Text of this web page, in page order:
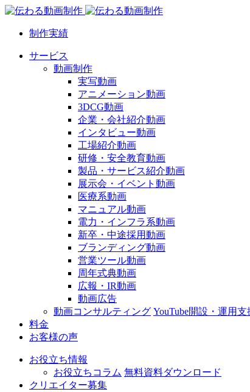
制作実績
サービス
動画制作
実写動画
アニメーション動画
3DCG動画
企業・会社紹介動画
インタビュー動画
工場紹介動画
研修・安全教育動画
製品・サービス紹介動画
展示会・イベント動画
医療系動画
マニュアル動画
電力・インフラ系動画
新卒・中途採用動画
ブランディング動画
営業ツール動画
周年式典動画
広報・IR動画
動画広告
動画コンサルティング YouTube開設・運用支
料金
お客様の声
お役立ち情報
お役立ちコラム 無料資料ダウンロード
クリエイター募集